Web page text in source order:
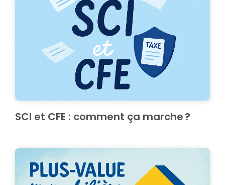
SCI et CFE : comment ça marche ?